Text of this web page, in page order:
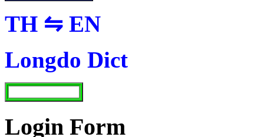
TH ⇋ EN
Longdo Dict
Login Form